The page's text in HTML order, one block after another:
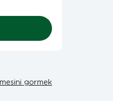
gormek